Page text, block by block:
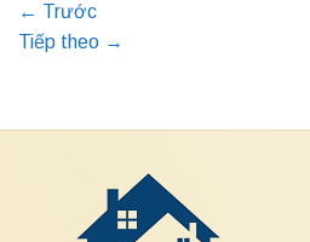
← Trước
Tiếp theo →